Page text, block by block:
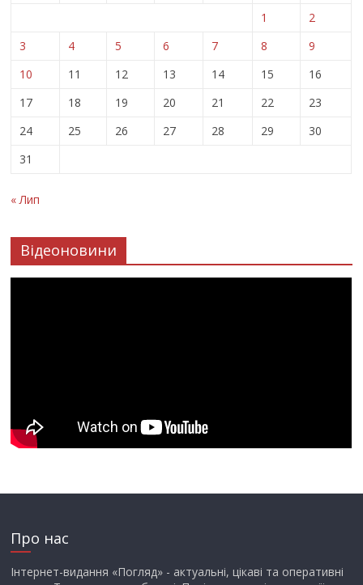
1
2
3
4 5 6 7 8
9
10
11 12 13 14 15
16
17
18 19 20 21 22
23
24
25 26 27 28 29
30
31
« Лип
Відеоновини
Про нас
Інтернет-видання «Погляд» - актуальні, цікаві та оперативні